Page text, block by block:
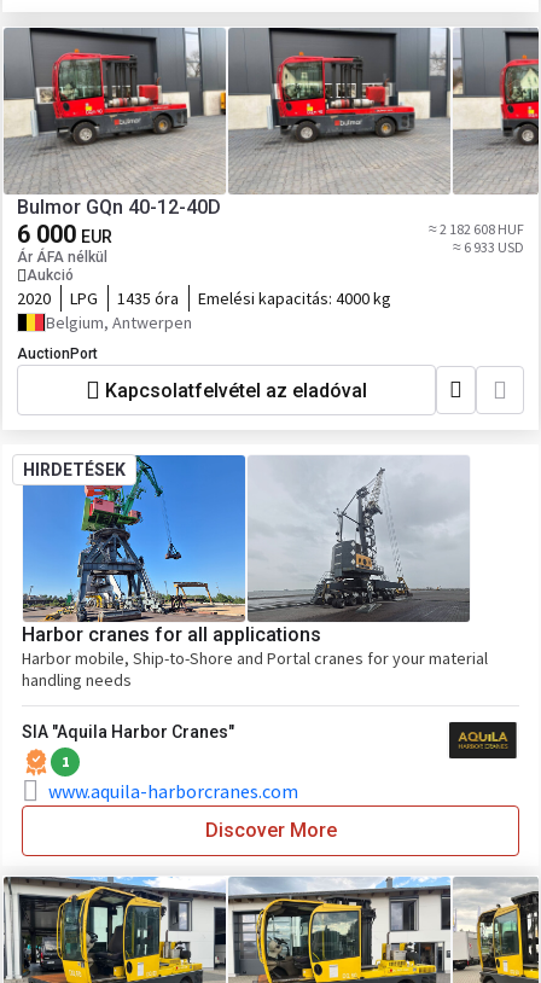
Bulmor GQn 40-12-40D
6 000 EUR
Ár ÁFA nélkül
Aukció
≈ 2 182 608 HUF
≈ 6 933 USD
2020 LPG 1435 óra Emelési kapacitás: 4000 kg
Belgium, Antwerpen
AuctionPort
Kapcsolatfelvétel az eladóval
HIRDETÉSEK
Harbor cranes for all applications
Harbor mobile, Ship-to-Shore and Portal cranes for your material
handling needs
SIA "Aquila Harbor Cranes"
1
www.aquila-harborcranes.com
Discover More